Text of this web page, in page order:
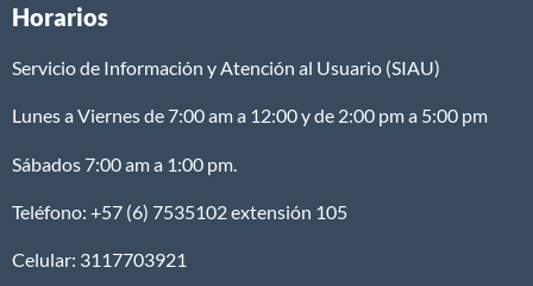
Horarios
Servicio de Información y Atención al Usuario (SIAU)
Lunes a Viernes de 7:00 am a 12:00 y de 2:00 pm a 5:00 pm
Sábados 7:00 am a 1:00 pm.
Teléfono: +57 (6) 7535102 extensión 105
Celular: 3117703921